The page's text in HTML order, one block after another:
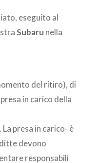
eseguito al
Subaru nella
del ritiro), di
in carico della
presa in carico- è
devono
responsabili